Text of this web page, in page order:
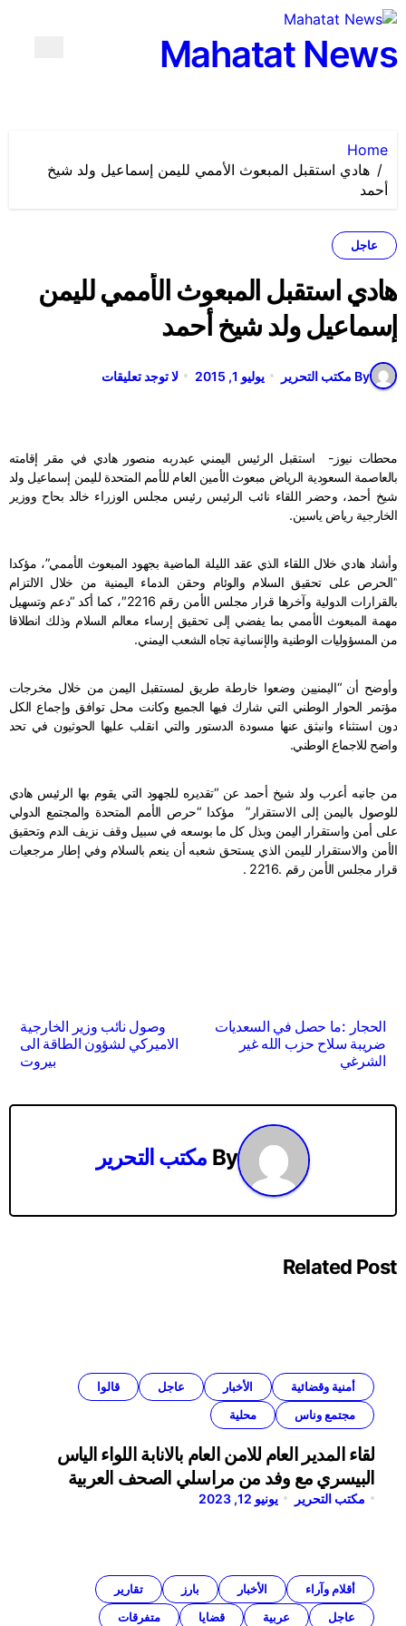
التجاوز
إلى
المحتوى
Mahatat News
Home
هادي استقبل المبعوث الأممي لليمن إسماعيل ولد شيخ
أحمد
عاجل
هادي استقبل المبعوث الأممي لليمن
إسماعيل ولد شيخ أحمد
By مكتب التحرير يوليو 1, 2015 لا توجد تعليقات
محطات نيوز- استقبل الرئيس اليمني عبدربه منصور هادي في مقر إقامته
بالعاصمة السعودية الرياض مبعوث الأمين العام للأمم المتحدة لليمن إسماعيل ولد
شيخ أحمد، وحضر اللقاء نائب الرئيس رئيس مجلس الوزراء خالد بحاح ووزير
الخارجية رياض ياسين.
وأشاد هادي خلال اللقاء الذي عقد الليلة الماضية بجهود المبعوث الأممي”، مؤكدا
“الحرص على تحقيق السلام والوئام وحقن الدماء اليمنية من خلال الالتزام
بالقرارات الدولية وآخرها قرار مجلس الأمن رقم 2216″، كما أكد “دعم وتسهيل
مهمة المبعوث الأممي بما يفضي إلى تحقيق إرساء معالم السلام وذلك انطلاقا
من المسؤوليات الوطنية والإنسانية تجاه الشعب اليمني.
وأوضح أن “اليمنيين وضعوا خارطة طريق لمستقبل اليمن من خلال مخرجات
مؤتمر الحوار الوطني التي شارك فيها الجميع وكانت محل توافق وإجماع الكل
دون استثناء وانبثق عنها مسودة الدستور والتي انقلب عليها الحوثيون في تحد
واضح للاجماع الوطني.
من جانبه أعرب ولد شيخ أحمد عن “تقديره للجهود التي يقوم بها الرئيس هادي
للوصول باليمن إلى الاستقرار” مؤكدا “حرص الأمم المتحدة والمجتمع الدولي
على أمن واستقرار اليمن وبذل كل ما بوسعه في سبيل وقف نزيف الدم وتحقيق
الأمن والاستقرار لليمن الذي يستحق شعبه أن ينعم بالسلام وفي إطار مرجعيات
قرار مجلس الأمن رقم .2216 .
تصفّح
المقالات
الحجار :ما حصل في السعديات
ضريبة سلاح حزب الله غير
الشرغي
وصول نائب وزير الخارجية
الاميركي لشؤون الطاقة الى
بيروت
By مكتب التحرير
Related Post
أمنية وقضائية الأخبار عاجل
قالوا
مجتمع وناس
محلية
لقاء المدير العام للامن العام بالانابة اللواء الياس
البيسري مع وفد من مراسلي الصحف العربية
مكتب التحرير يونيو 12, 2023
أقلام وآراء الأخبار بارز
تقارير
عاجل
عربية قضايا متفرقات